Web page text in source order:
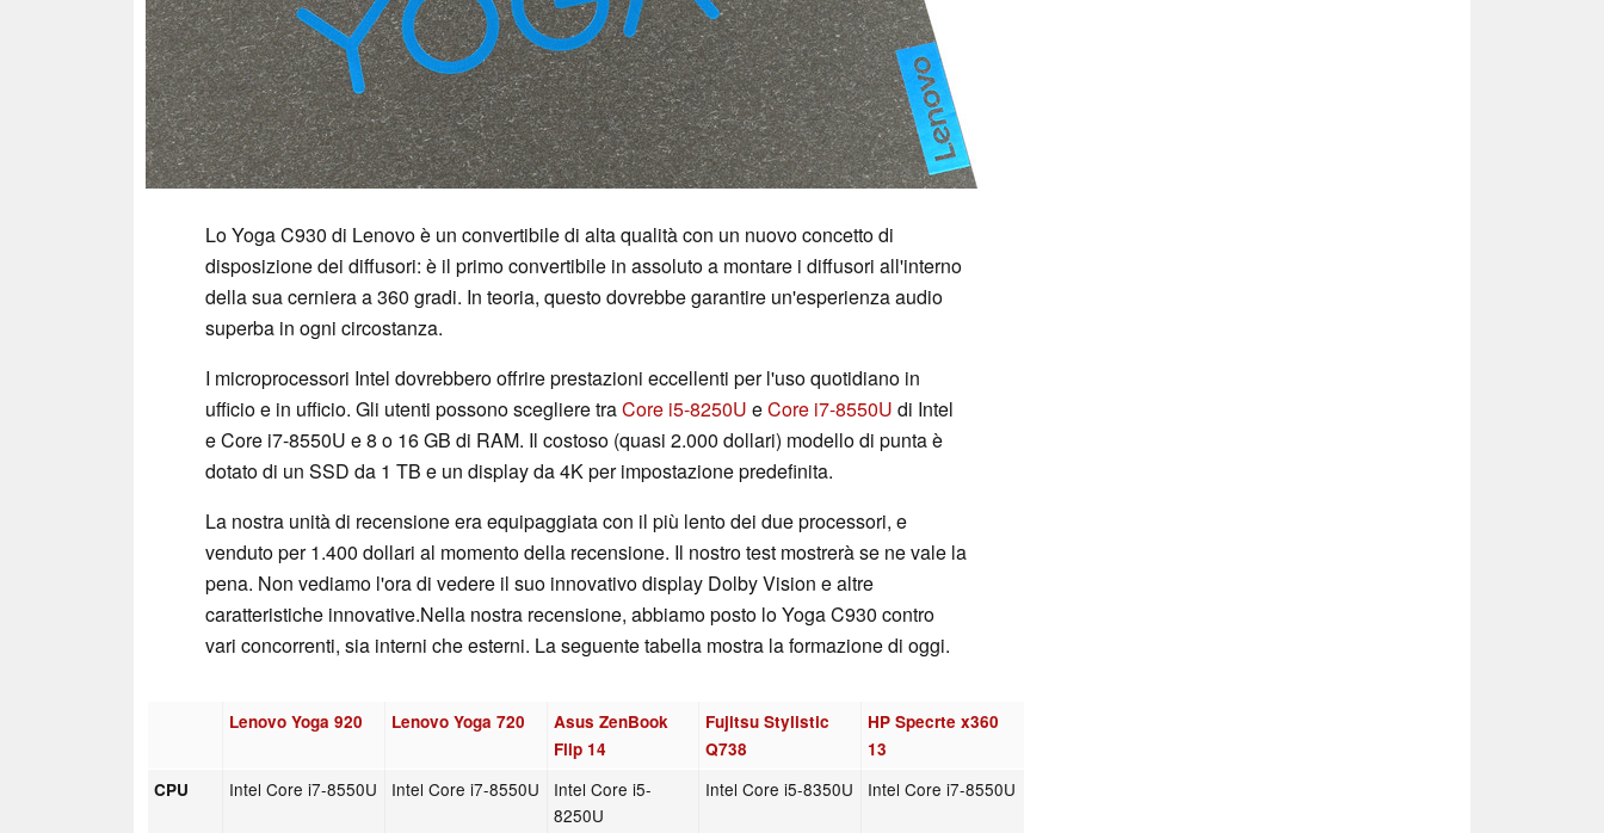
Lo Yoga C930 di Lenovo è un convertibile di alta qualità con un nuovo concetto di
disposizione dei diffusori: è il primo convertibile in assoluto a montare i diffusori all'interno
della sua cerniera a 360 gradi. In teoria, questo dovrebbe garantire un'esperienza audio
superba in ogni circostanza.
I microprocessori Intel dovrebbero offrire prestazioni eccellenti per l'uso quotidiano in
ufficio e in ufficio. Gli utenti possono scegliere traCore i5-8250U eCore i7-8550U di Intel
e Core i7-8550U e 8 o 16 GB di RAM. Il costoso (quasi 2.000 dollari) modello di punta è
dotato di un SSD da 1 TB e un display da 4K per impostazione predefinita.
La nostra unità di recensione era equipaggiata con il più lento dei due processori, e
venduto per 1.400 dollari al momento della recensione. Il nostro test mostrerà se ne vale la
pena. Non vediamo l'ora di vedere il suo innovativo display Dolby Vision e altre
caratteristiche innovative.Nella nostra recensione, abbiamo posto lo Yoga C930 contro
vari concorrenti, sia interni che esterni. La seguente tabella mostra la formazione di oggi.
Lenovo Yoga 920 Lenovo Yoga 720
Asus ZenBook
Flip 14
Fujitsu Stylistic
Q738
HP Specrte x360
13
CPU
Intel Core i7-8550U Intel Core i7-8550U
Intel Core i5-
8250U
Intel Core i5-8350U Intel Core i7-8550U